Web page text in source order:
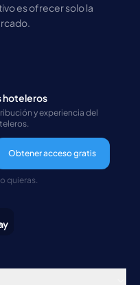
es ofrecer solo la
hoteleros
y experiencia del
Obtener acceso gratis
quieras.